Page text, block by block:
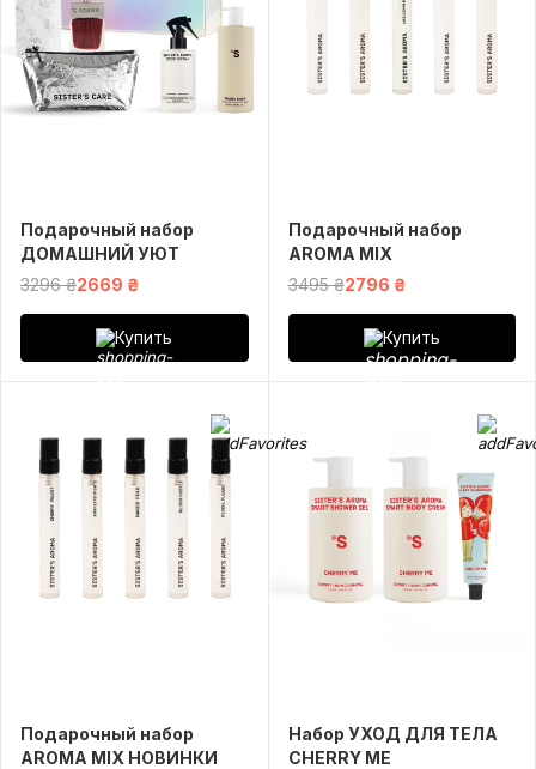
Подарочный набор
ДОМАШНИЙ УЮТ
3296 ₴2669 ₴
Купить
Подарочный набор
AROMA MIX
3495 ₴2796 ₴
Купить
Подарочный набор
AROMA MIX НОВИНКИ
Набор УХОД ДЛЯ ТЕЛА
CHERRY ME